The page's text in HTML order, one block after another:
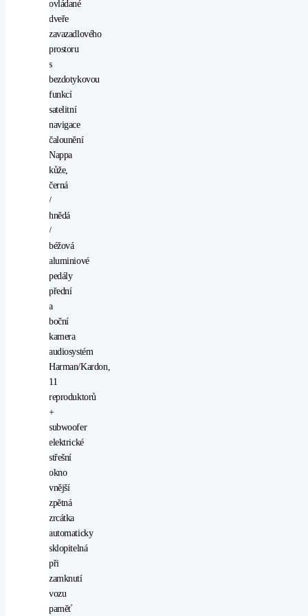
ovládané
dveře
zavazadlového
prostoru
s
bezdotykovou
funkcí
satelitní
navigace
čalounění
Nappa
kůže,
černá
/
hnědá
/
béžová
aluminiové
pedály
přední
a
boční
kamera
audiosystém
Harman/Kardon,
11
reproduktorů
+
subwoofer
elektrické
střešní
okno
vnější
zpětná
zrcátka
automaticky
sklopitelná
při
zamknutí
vozu
paměť